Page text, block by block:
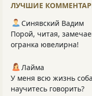
ЛУЧШИЕ
Синявский Вадим
Порой, читая,
огранка ювелирна!
Лайма
У меня всю жизнь
научитесь говорить?